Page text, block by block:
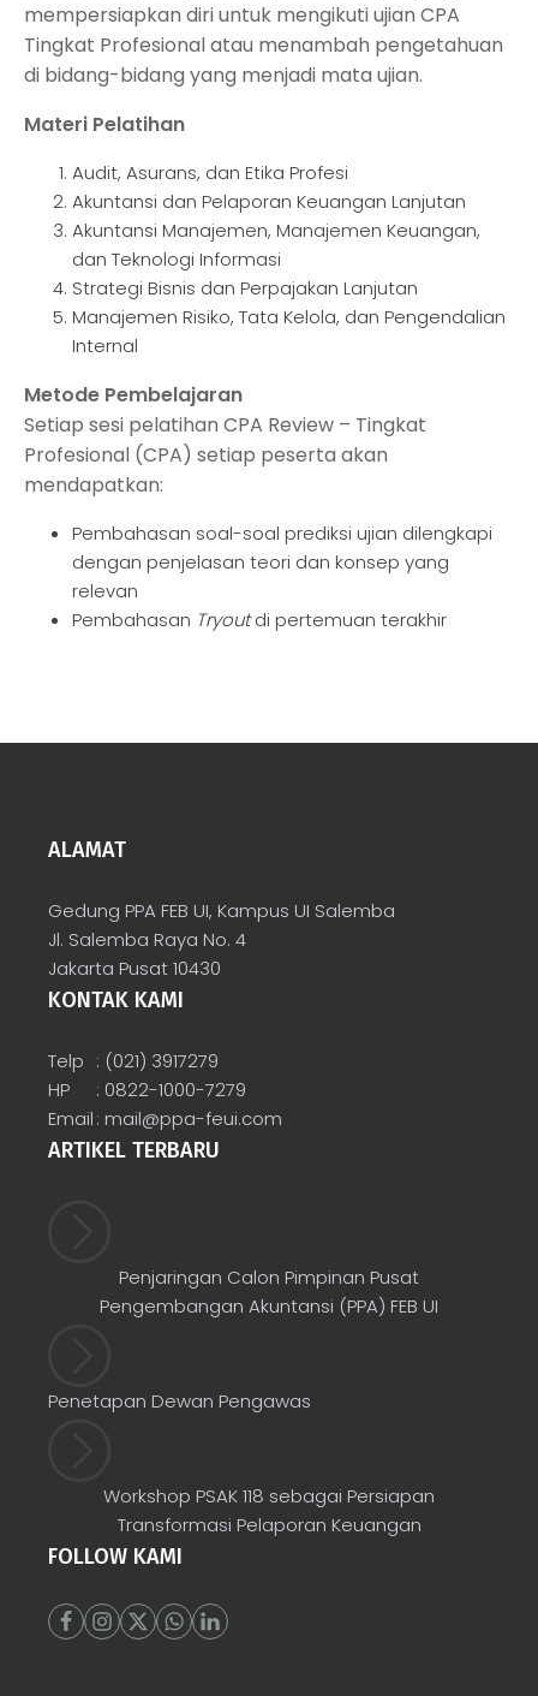
mempersiapkan diri untuk mengikuti ujian CPA
Tingkat Profesional atau menambah pengetahuan
di bidang-bidang yang menjadi mata ujian.
Materi Pelatihan
Audit, Asurans, dan Etika Profesi
Akuntansi dan Pelaporan Keuangan Lanjutan
Akuntansi Manajemen, Manajemen Keuangan,
dan Teknologi Informasi
Strategi Bisnis dan Perpajakan Lanjutan
Manajemen Risiko, Tata Kelola, dan Pengendalian
Internal
Metode Pembelajaran
Setiap sesi pelatihan CPA Review – Tingkat
Profesional (CPA) setiap peserta akan
mendapatkan:
Pembahasan soal-soal prediksi ujian dilengkapi
dengan penjelasan teori dan konsep yang
relevan
Pembahasan Tryoutdi pertemuan terakhir
ALAMAT
Gedung PPA FEB UI, Kampus UI Salemba
Jl. Salemba Raya No. 4
Jakarta Pusat 10430
KONTAK KAMI
Telp : (021) 3917279
HP
: 0822-1000-7279
Email: mail@ppa-feui.com
ARTIKEL TERBARU
Penjaringan Calon Pimpinan Pusat
Pengembangan Akuntansi (PPA) FEB UI
Penetapan Dewan Pengawas
Workshop PSAK 118 sebagai Persiapan
Transformasi Pelaporan Keuangan
FOLLOW KAMI